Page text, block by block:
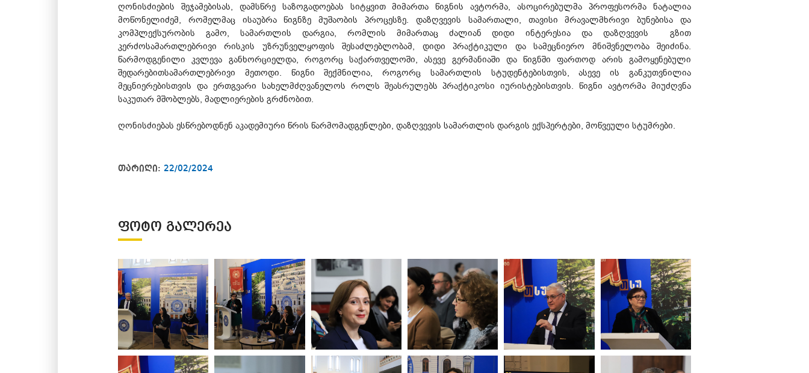
ღონისძიების შეჯამებისას, დამსწრე საზოგადოებას სიტყვით მიმართა წიგნის ავტორმა, ასოცირებულმა პროფესორმა ნატალია
მოწონელიძემ, რომელმაც ისაუბრა წიგნზე მუშაობის პროცესზე. დაზღვევის სამართალი, თავისი მრავალმხრივი ბუნებისა და
კომპლექსურობის გამო, სამართლის დარგია, რომლის მიმართაც ძალიან დიდი ინტერესია და დაზღვევის გზით
კერძოსამართლებრივი რისკის უზრუნველყოფის შესაძლებლობამ, დიდი პრაქტიკული და სამეცნიერო მნიშვნელობა შეიძინა.
წარმოდგენილი კვლევა განხორციელდა, როგორც საქართველოში, ასევე გერმანიაში და წიგნში ფართოდ არის გამოყენებული
შედარებითსამართლებრივი მეთოდი. წიგნი შექმნილია, როგორც სამართლის სტუდენტებისთვის, ასევე ის განკუთვნილია
მეცნიერებისთვის და ერთგვარი სახელმძღვანელოს როლს შეასრულებს პრაქტიკოსი იურისტებისთვის. წიგნი ავტორმა მიუძღვნა
საკუთარ მშობლებს, მადლიერების გრძნობით.
ღონისძიებას ესწრებოდნენ აკადემიური წრის წარმომადგენლები, დაზღვევის სამართლის დარგის ექსპერტები, მოწვეული სტუმრები.
თარიღი: 22/02/2024
ᲤᲝᲢᲝ ᲒᲐᲚᲔᲠᲔᲐ